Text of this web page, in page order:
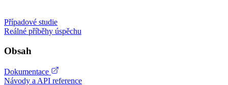
Případové studie
Reálné příběhy úspěchu
Obsah
Dokumentace
Návody a API reference